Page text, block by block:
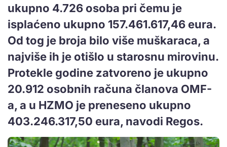
ukupno 4.726 osoba pri čemu je
isplaćeno ukupno 157.461.617,46 eura.
Od tog je broja bilo više muškaraca, a
najviše ih je otišlo u starosnu mirovinu.
Protekle godine zatvoreno je ukupno
20.912 osobnih računa članova OMF-
a, a u HZMO je preneseno ukupno
403.246.317,50 eura, navodi Regos.